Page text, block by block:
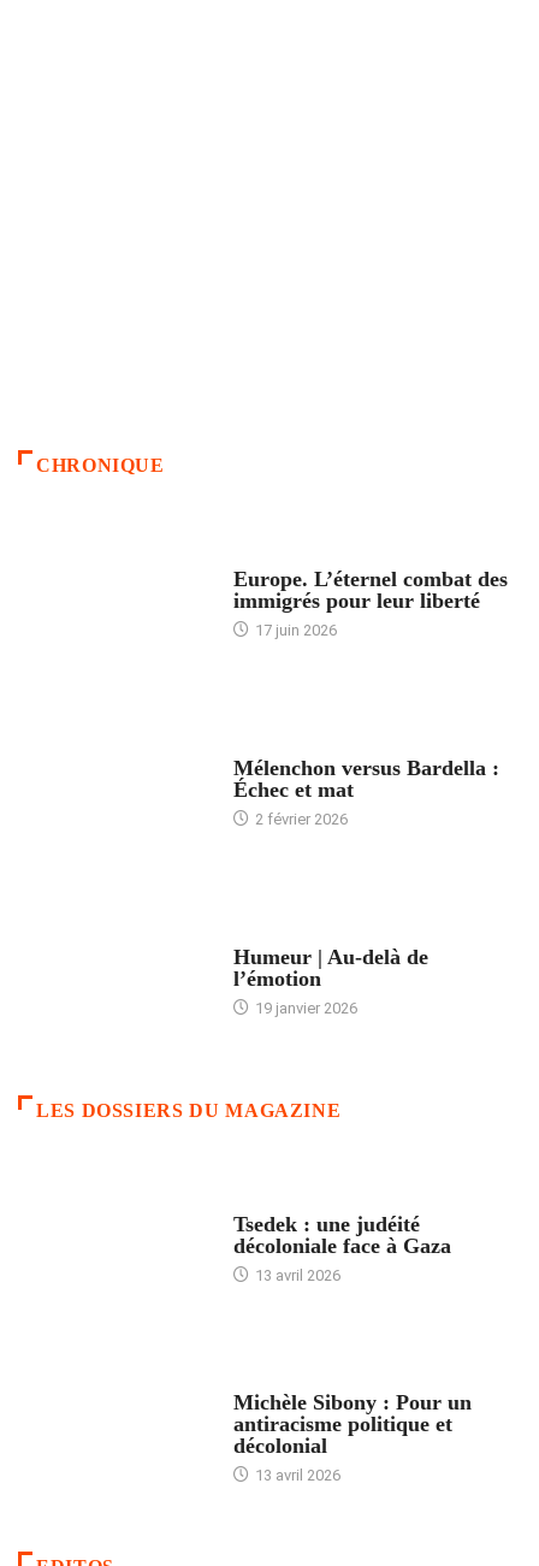
CHRONIQUE
Europe. L’éternel combat des
immigrés pour leur liberté
17 juin 2026
Mélenchon versus Bardella :
Échec et mat
2 février 2026
Humeur | Au-delà de
l’émotion
19 janvier 2026
LES DOSSIERS DU MAGAZINE
Tsedek : une judéité
décoloniale face à Gaza
13 avril 2026
Michèle Sibony : Pour un
antiracisme politique et
décolonial
13 avril 2026